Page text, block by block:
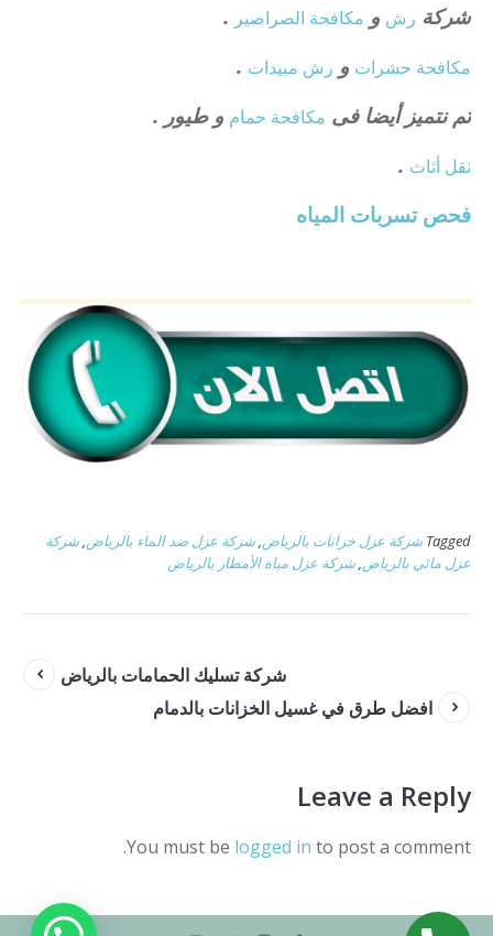
شركة رش و مكافحة الصراصير .
مكافحة حشرات و رش مبيدات .
ثم نتميز أيضا فى مكافحة حمام و طيور .
نقل أثاث .
فحص تسربات المياه
Tagged شركة عزل خزانات بالرياض,شركة عزل ضد الماء بالرياض,شركة
عزل مائي بالرياض,شركة عزل مياة الأمطار بالرياض
شركة تسليك الحمامات بالرياض
افضل طرق في غسيل الخزانات بالدمام
Leave a Reply
You must be logged in to post a comment.